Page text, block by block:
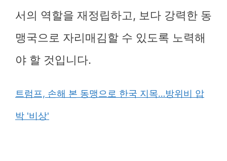
서의 역할을 재정립하고, 보다 강력한 동
맹국으로 자리매김할 수 있도록 노력해
야 할 것입니다.
트럼프, 손해 본 동맹으로 한국 지목…방위비 압
박 '비상'